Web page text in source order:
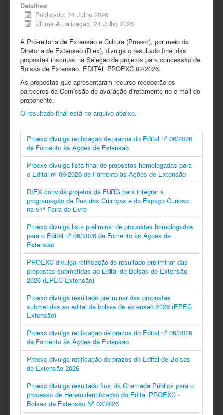
Detalhes
Publicado: 24 Julho 2026
Última Atualização: 24 Julho 2026
A Pró-reitoria de Extensão e Cultura (Proexc), por meio da
Diretoria de Extensão (Diex), divulga o resultado final das
propostas inscritas na Seleção de projetos para concessão de
Bolsas de Extensão, EDITAL PROEXC 02/2026.
As propostas que apresentaram recurso receberão os
pareceres da Comissão de avaliação diretamente no e-mail do
proponente.
O resultado final está no arquivo abaixo.
Proexc divulga retificação de prazos do Edital nº 06/2026
de Fomento às Ações de Extensão
Proexc divulga lista final de propostas homologadas para
o Edital nº 06/2026 de Fomento às Ações de Extensão
DIEX convida projetos da FURG para integrar a
programação da Rua das Crianças e do Espaço Curioso
na 51ª Feira do Livro
Proexc divulga lista preliminar de propostas homologadas
para o Edital nº 06/2026 de Fomento às Ações de
Extensão
PROEXC divulga retificação do resultado preliminar das
propostas submetidas ao Edital de Bolsas de Extensão
2026 (EPEC Extensão)
Proexc divulga resultado preliminar das propostas
submetidas ao edital de bolsas de extensão 2026 (EPEC
Extensão)
Proexc divulga retificação de prazos do Edital nº 06/2026
de Fomento às Ações de Extensão
Proexc divulga retificação de prazos do Edital de Bolsas
de Extensão 2026
Proexc divulga resultado final da Chamada Pública para o
processo de Heteroidentificação do Edital PROEXC -
Bolsas de Extensão Nº 02/2026